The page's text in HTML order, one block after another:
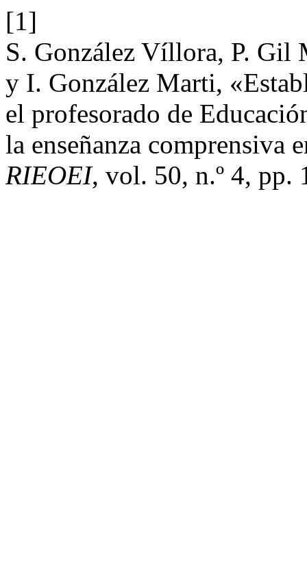
[1]
S. González Víllora, P. Gil
y I. González Marti,
el profesorado de
la enseñanza
RIEOEI, vol. 50, n.º 4, pp.